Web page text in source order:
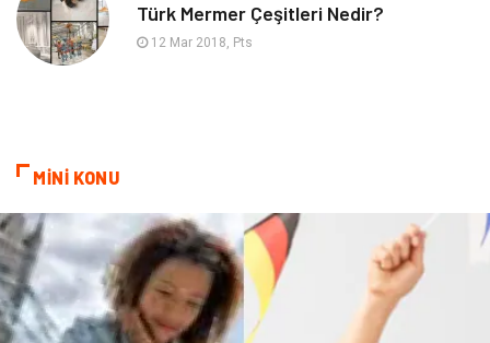
Nakliyat
Kiralama Servisleri Markalar
Çadır Kına Gecesi
Türk Mermer Çeşitleri Nedir?
12 Mar 2018, Pts
MİNİ KONU